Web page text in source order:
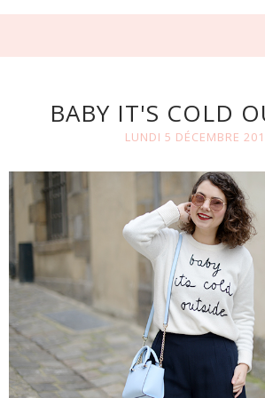
BABY IT'S COLD
LUNDI 5 DÉCEMBRE